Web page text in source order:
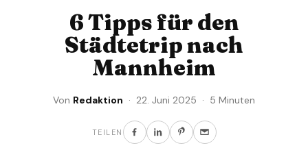
6 Tipps für den
Städtetrip nach
Mannheim
Von Redaktion · 22. Juni 2025 · 5 Minuten
TEILEN